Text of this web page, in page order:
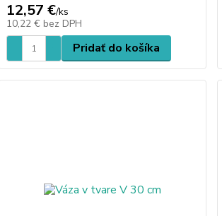
12,57 €/ks
10,22 € bez DPH
Pridať do košíka